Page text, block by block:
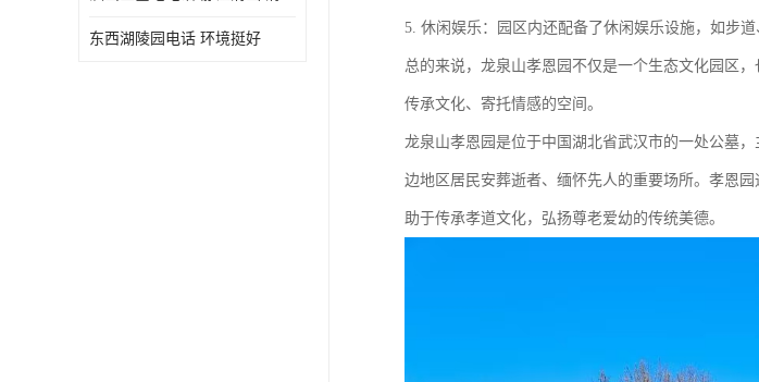
东西湖陵园电话 环境挺好
5. 休闲娱乐：园区内还配备了休闲娱乐设施，如步
总的来说，龙泉山孝恩园不仅是一个生态文化园区
传承文化、寄托情感的空间。
龙泉山孝恩园是位于中国湖北省武汉市的一处公墓
边地区居民安葬逝者、缅怀先人的重要场所。孝恩
助于传承孝道文化，弘扬尊老爱幼的传统美德。